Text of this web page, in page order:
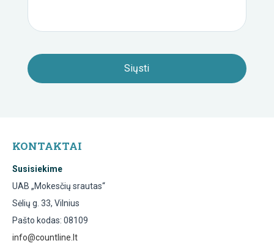
KONTAKTAI
Susisiekime
UAB „Mokesčių srautas“
Sėlių g. 33, Vilnius
Pašto kodas: 08109
info@countline.lt